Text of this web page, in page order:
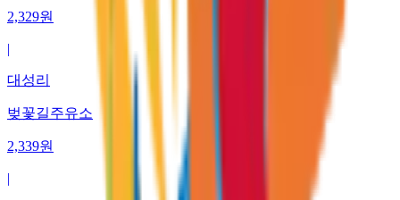
2,329원
|
대성리
벚꽃길주유소
2,339원
|